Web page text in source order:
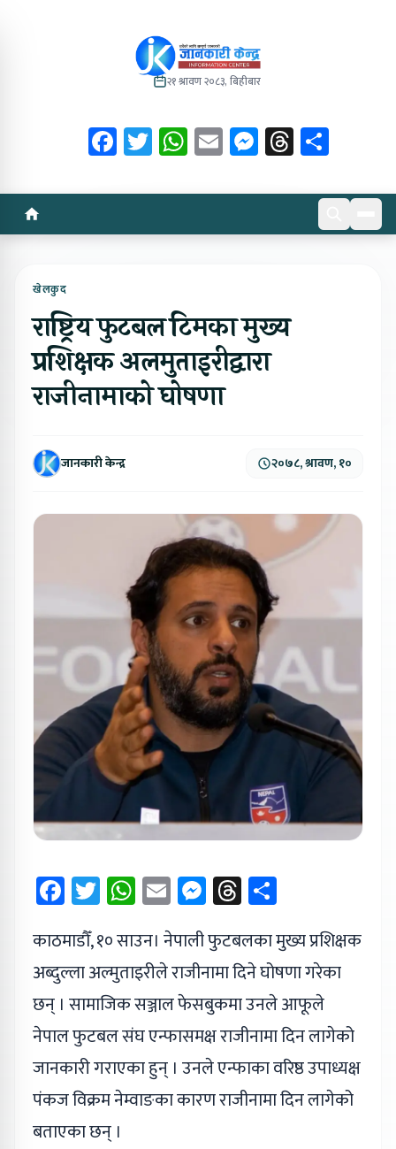
२१ श्रावण २०८३, बिहीबार
Facebook
Twitter
WhatsApp
EmailMessenger
Threads
खेलकुद
राष्ट्रिय फुटबल टिमका मुख्य
प्रशिक्षक अलमुताइरीद्वारा
राजीनामाको घोषणा
जानकारी केन्द्र २०७८, श्रावण, १०
Facebook
Twitter
WhatsApp
EmailMessenger
Threads
काठमाडौँ, १० साउन। नेपाली फुटबलका मुख्य प्रशिक्षक
अब्दुल्ला अल्मुताइरीले राजीनामा दिने घोषणा गरेका
छन् । सामाजिक सञ्जाल फेसबुकमा उनले आफूले
नेपाल फुटबल संघ एन्फासमक्ष राजीनामा दिन लागेको
जानकारी गराएका हुन् । उनले एन्फाका वरिष्ठ उपाध्यक्ष
पंकज विक्रम नेम्वाङका कारण राजीनामा दिन लागेको
बताएका छन् ।